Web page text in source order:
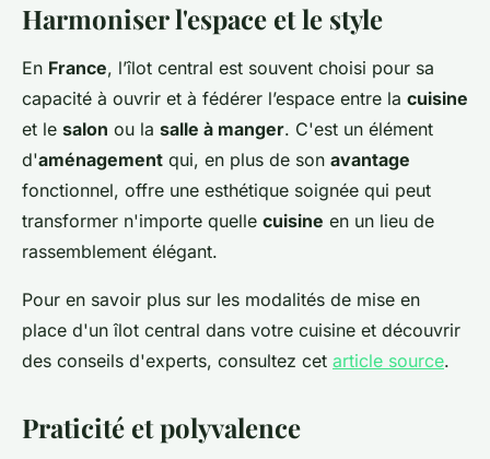
Harmoniser l'espace et le style
En France, l’îlot central est souvent choisi pour sa
capacité à ouvrir et à fédérer l’espace entre la cuisine
et le salon ou la salle à manger. C'est un élément
d'aménagement qui, en plus de son avantage
fonctionnel, offre une esthétique soignée qui peut
transformer n'importe quelle cuisine en un lieu de
rassemblement élégant.
Pour en savoir plus sur les modalités de mise en
place d'un îlot central dans votre cuisine et découvrir
des conseils d'experts, consultez cet article source.
Praticité et polyvalence